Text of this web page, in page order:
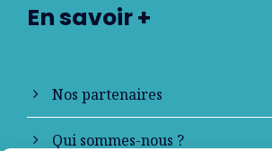
En savoir +
Nos partenaires
Qui sommes-nous ?